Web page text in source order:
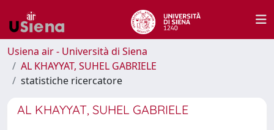
Usiena air - Università di Siena
AL KHAYYAT, SUHEL GABRIELE
statistiche ricercatore
AL KHAYYAT, SUHEL GABRIELE